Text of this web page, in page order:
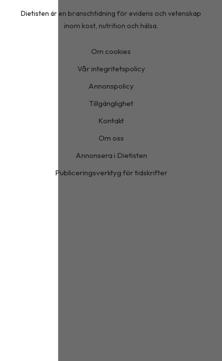
Dietisten är en branschtidning för evidens och vetenskap
inom kost, nutrition och hälsa.
Om cookies
Vår integritetspolicy
Annonspolicy
Tillgänglighet
Kontakt
Om oss
Annonsera i Dietisten
Publiceringsverktyg för tidskrifter